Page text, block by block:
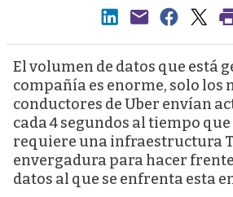
El volumen de datos que está
compañía es enorme, solo los
conductores de Uber envían
cada 4 segundos al tiempo que
requiere una infraestructura
envergadura para hacer
datos al que se enfrenta esta